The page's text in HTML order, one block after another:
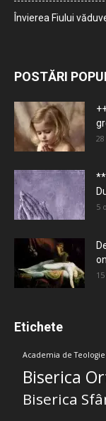
Învierea Fiului
POSTĂRI
5
Etichete
Academia de Teologie
Biserica
Biserica